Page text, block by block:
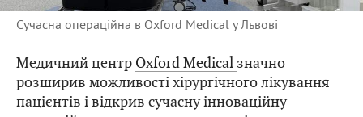
Сучасна операційна в Oxford Medical у Львові
Медичний центр Oxford Medical значно
розширив можливості хірургічного лікування
пацієнтів і відкрив сучасну інноваційну